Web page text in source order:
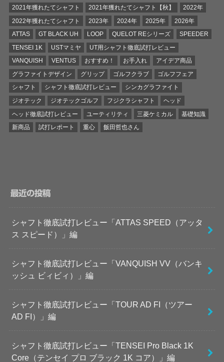
2021年獲れたてシャフト
2021年獲れたてシャフト【秋】
2022年
2022年獲れたてシャフト
2023年 2024年 2025年
2026年
ATTAS
GT BLACK UH LOOP QUELOT REシリーズ
SPEEDER
TENSEI 1K
USTマミヤ
UT用シャフト徹底試打レビュー
VANQUISH
VENTUS おすすめ！ お手入れ
アイデア商品
グラファイトデザイン
グリップ ゴルフクラブ
ゴルフフェア
シャフト
シャフト徹底試打レビュー
シンカグラファイト
ジオテック
ジオテックゴルフ フジクラシャフト
ヘッド
ヘッド徹底試打レビュー
ユーティリティ 三菱ケミカル
基礎知識
新商品
試打レポート 重心 飯田哲也さん
最近の投稿
シャフト徹底試打レビュー「ATTAS SPEED（アッタ
ス スピード）」編
シャフト徹底試打レビュー「VANQUISH VV（バンキ
ッシュ ビィビィ）」編
シャフト徹底試打レビュー「TOUR AD FI（ツアー
AD FI）」編
シャフト徹底試打レビュー「TENSEI Pro Black 1K
Core（テンセイ プロ ブラック 1K コア）」編